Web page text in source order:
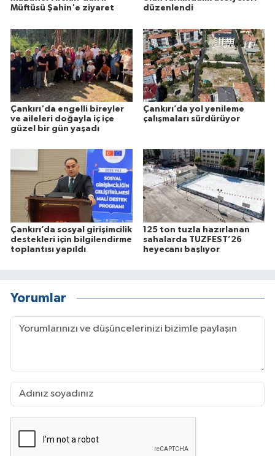
Müftüsü Şahin'e ziyaret
düzenlendi
Çankırı'da engelli bireyler
ve aileleri doğayla iç içe
güzel bir gün yaşadı
Çankırı’da yol yenileme
çalışmaları sürdürüyor
Çankırı’da sosyal girişimcilik
destekleri için bilgilendirme
toplantısı yapıldı
125 ton tuzla hazırlanan
sahalarda TUZFEST’26
heyecanı başlıyor
Yorumlar